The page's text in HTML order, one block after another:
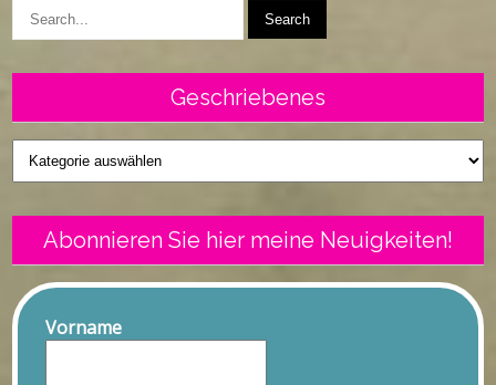
Geschriebenes
Geschriebenes
Abonnieren Sie hier meine Neuigkeiten!
Vorname